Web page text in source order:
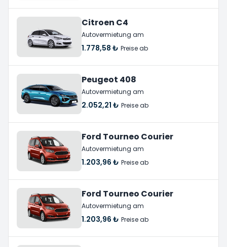
Citroen C4
Autovermietung am
1.778,58 ₺ Preise ab
Peugeot 408
Autovermietung am
2.052,21 ₺ Preise ab
Ford Tourneo Courier
Autovermietung am
1.203,96 ₺ Preise ab
Ford Tourneo Courier
Autovermietung am
1.203,96 ₺ Preise ab